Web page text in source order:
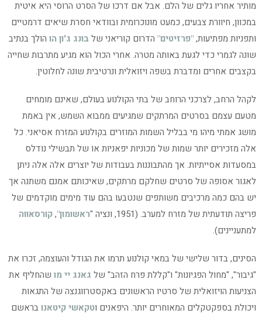
מותיר אחריו גלים של הלם. אבל אם דרכו של הסרט הרוסי היא איטית
במכוון, חיוורת צבעים, כמעט מונוכרומית ובוודאי חסרת שיאים דרמטיים
ותפניות מפתיעות,"פרזיטים" הדרום קוריאני שלבונג ג'ון הו הולך בנתיב
שונה לגמרי כדי לגעת באותה מטרה. אחרי הכול הוא מגיע מתרבות שחייה
בקצבים אחרים ומדברת בשפה ויזואלית ונרטיבית שונה לחלוטין.
לקהל הרחב, לצרכני הרוחב של בתי הקולנוע בעולם, שאינם מומחים
מטעם עצמם בסרטים המרתקים שמגיעים ממבוא השמש, אין באמת
מושג אמתי מיהו מי בבליל השמות המוזרים בקולנוע המזרח אסיאני. כל
אלה מזכירים יותר שמות של מכוניות יפאניות או של תבשילי נודלס
במסעדות אסייתיות. אך מהתבוננות בעבודות של יוצרים אלה אלה ניתן
לאגור אסופה של סרטים שחלקם מרתקים, שאיכותם אמנם משתנה אך
יש בהם כמה מרכיבים משותפים שנטבעו בהם עוד מימים מוקדמים של
פריצה תודעתית של מזרח למערב. (1951, ונציה "
ראשומון", קורסאווה
למתעניינים).
הסינים, בדור שלישי של במאי קולנוע תרמו את הגודל והעוצמה, זכרו את
"גיבור", "מחול הפגיונות" ו"קללת פרח הזהב" של גאנג יי מו שהחליף את
הצניעות הויזואלית של סרטיו הראשונים באקסטרווגנצה של התגאות
ויכולת בספקטקלים המאוחרים יותר. היפאנים וטקאשי קיטאנו בראשם